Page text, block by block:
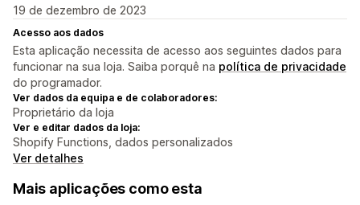
19 de dezembro de 2023
Acesso aos dados
Esta aplicação necessita de acesso aos seguintes dados para
funcionar na sua loja. Saiba porquê na política de privacidade
do programador.
Ver dados da equipa e de colaboradores:
Proprietário da loja
Ver e editar dados da loja:
Shopify Functions, dados personalizados
Ver detalhes
Mais aplicações como esta